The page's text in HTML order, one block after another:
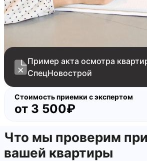
Пример акта осмотра
СпецНовострой
Стоимость приемки с экспертом
от 3 500₽
Что мы проверим
вашей квартиры